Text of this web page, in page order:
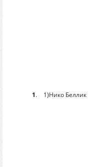
1. 1)Нико Беллик